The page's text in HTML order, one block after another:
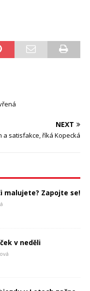
NEXT
a satisfakce, říká Kopecká
malujete? Zapojte se!
v neděli